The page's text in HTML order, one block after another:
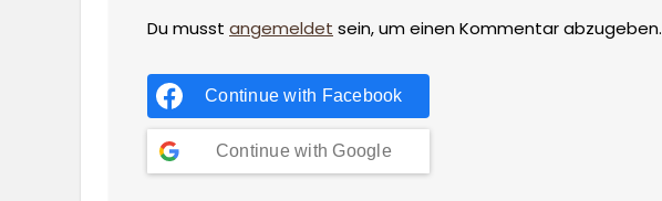
Du musst angemeldet sein, um einen Kommentar abzugeben.
Continue with Facebook
Continue with Google